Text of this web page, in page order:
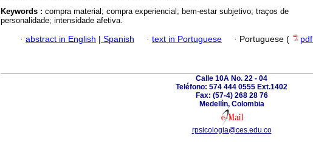
Keywords : compra material; compra experiencial; bem-estar subjetivo; traços de
personalidade; intensidade afetiva.
· abstract in English | Spanish · text in Portuguese · Portuguese ( pdf
Calle 10A No. 22 - 04
Teléfono: 574 444 0555 Ext.1402
Fax: (57-4) 268 28 76
Medellìn, Colombia
rpsicologia@ces.edu.co